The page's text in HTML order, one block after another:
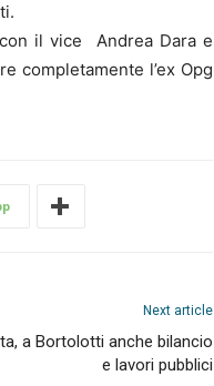
il vice Andrea Dara e
completamente l’ex Opg
Next article
a Bortolotti anche bilancio
e lavori pubblici